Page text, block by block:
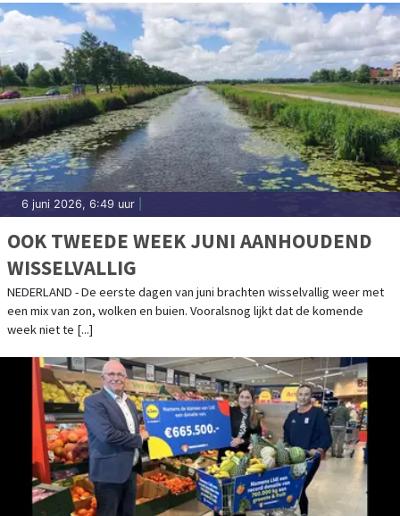
6 juni 2026, 6:49 uur
OOK TWEEDE WEEK JUNI AANHOUDEND
WISSELVALLIG
NEDERLAND - De eerste dagen van juni brachten wisselvallig weer met
een mix van zon, wolken en buien. Vooralsnog lijkt dat de komende
week niet te [...]